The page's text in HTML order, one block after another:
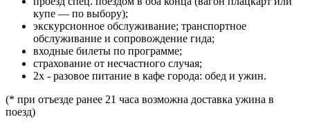
купе — по выбору);
экскурсионное обслуживание; транспортное
обслуживание и сопровождение гида;
входные билеты по программе;
страхование от несчастного случая;
2х - разовое питание в кафе города: обед и ужин.
(* при отъезде ранее 21 часа возможна доставка ужина в
поезд)